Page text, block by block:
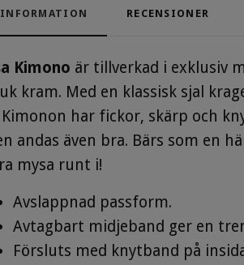
INFORMATION RECENSIONER
Kimono är tillverkad i exklusiv
kram. Med en klassisk sjal
Kimonon har fickor, skärp och
andas även bra. Bärs som en
mysa runt i!
Avslappnad passform.
Avtagbart midjeband ger en
Försluts med knytband på